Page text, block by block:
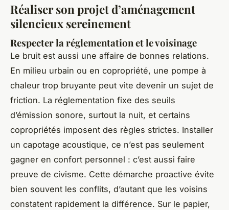
Réaliser son projet d’aménagement
silencieux sereinement
Respecter la réglementation et le voisinage
Le bruit est aussi une affaire de bonnes relations.
En milieu urbain ou en copropriété, une pompe à
chaleur trop bruyante peut vite devenir un sujet de
friction. La réglementation fixe des seuils
d’émission sonore, surtout la nuit, et certains
copropriétés imposent des règles strictes. Installer
un capotage acoustique, ce n’est pas seulement
gagner en confort personnel : c’est aussi faire
preuve de civisme. Cette démarche proactive évite
bien souvent les conflits, d’autant que les voisins
constatent rapidement la différence. Sur le papier,